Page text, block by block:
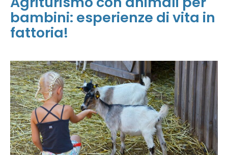
bambini: esperienze di vita in
fattoria!